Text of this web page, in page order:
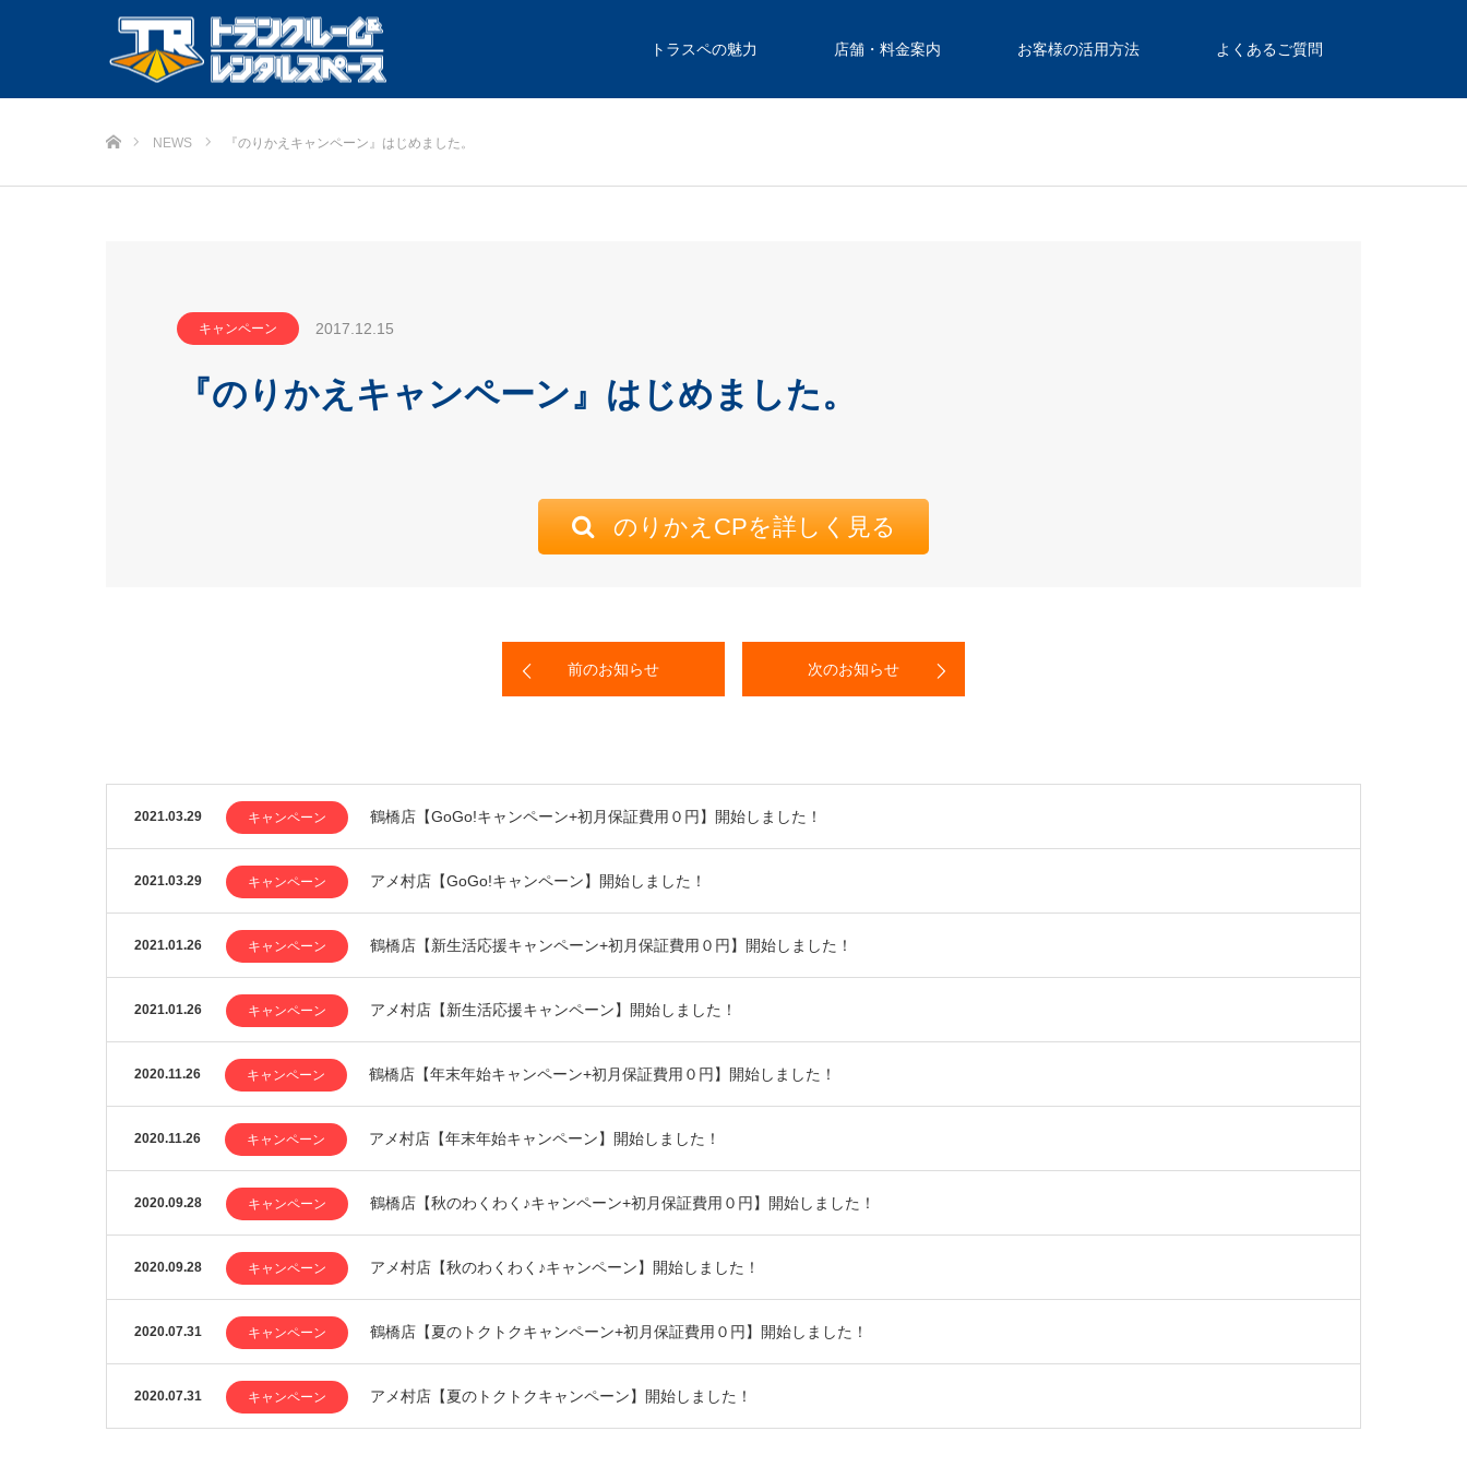
トラスペの魅力 店舗・料金案内 お客様の活用方法 よくあるご質問
NEWS 『のりかえキャンペーン』はじめました。
キャンペーン 2017.12.15
『のりかえキャンペーン』はじめました。
のりかえCPを詳しく見る
前のお知らせ 次のお知らせ
2021.03.29 キャンペーン 鶴橋店【GoGo!キャンペーン+初月保証費用０円】開始しました！
2021.03.29 キャンペーン アメ村店【GoGo!キャンペーン】開始しました！
2021.01.26 キャンペーン 鶴橋店【新生活応援キャンペーン+初月保証費用０円】開始しました！
2021.01.26 キャンペーン アメ村店【新生活応援キャンペーン】開始しました！
2020.11.26 キャンペーン 鶴橋店【年末年始キャンペーン+初月保証費用０円】開始しました！
2020.11.26 キャンペーン アメ村店【年末年始キャンペーン】開始しました！
2020.09.28 キャンペーン 鶴橋店【秋のわくわく♪キャンペーン+初月保証費用０円】開始しました！
2020.09.28 キャンペーン アメ村店【秋のわくわく♪キャンペーン】開始しました！
2020.07.31 キャンペーン 鶴橋店【夏のトクトクキャンペーン+初月保証費用０円】開始しました！
2020.07.31 キャンペーン アメ村店【夏のトクトクキャンペーン】開始しました！